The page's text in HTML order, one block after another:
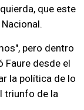
que este
pero dentro
Faure desde el
la política de lo
triunfo de la